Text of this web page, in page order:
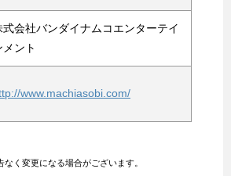
式会社バンダイナムコエンターテイ
メント
www.machiasobi.com/
く変更になる場合がございます。